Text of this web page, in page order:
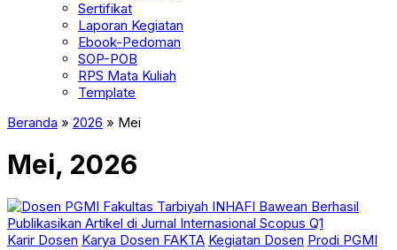
Sertifikat
Laporan Kegiatan
Ebook-Pedoman
SOP-POB
RPS Mata Kuliah
Template
Beranda » 2026 » Mei
Mei, 2026
Karir Dosen Karya Dosen FAKTA Kegiatan Dosen Prodi PGMI